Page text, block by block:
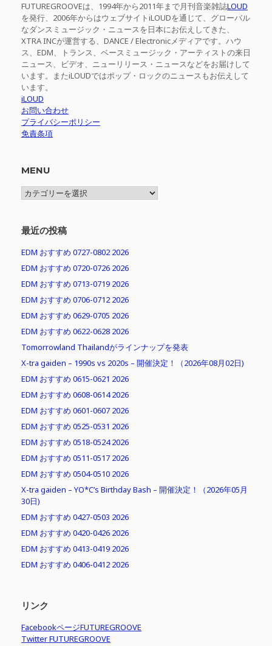
FUTUREGROOVEは、1994年から2011年まで月刊音楽雑誌LOUD
を発行、2006年からはウェブサイトiLOUDを通じて、グローバル
なダンスミュージック・ニュースを日本にお伝えしてきた、
XTRA INCが運営する、DANCE / Electronicメディアです。ハウ
ス、EDM、トランス、ベースミュージック・アーティストの来日
ニュース、ビデオ、ニューリリース・ニュースなどをお届けして
います。またiLOUDではポップ・ロックのニュースもお伝えして
います。
iLOUD
お問い合わせ
プライバシーポリシー
免責条項
MENU
MENU
最近の投稿
EDM おすすめ 0727-0802 2026
EDM おすすめ 0720-0726 2026
EDM おすすめ 0713-0719 2026
EDM おすすめ 0706-0712 2026
EDM おすすめ 0629-0705 2026
EDM おすすめ 0622-0628 2026
Tomorrowland Thailandがラインナップを発表
X-tra gaiden – 1990s vs 2020s – 開催決定！（2026年08月02日)
EDM おすすめ 0615-0621 2026
EDM おすすめ 0608-0614 2026
EDM おすすめ 0601-0607 2026
EDM おすすめ 0525-0531 2026
EDM おすすめ 0518-0524 2026
EDM おすすめ 0511-0517 2026
EDM おすすめ 0504-0510 2026
X-tra gaiden – YO*C’s Birthday Bash – 開催決定！（2026年05月
30日)
EDM おすすめ 0427-0503 2026
EDM おすすめ 0420-0426 2026
EDM おすすめ 0413-0419 2026
EDM おすすめ 0406-0412 2026
リンク
FacebookページFUTUREGROOVE
Twitter FUTUREGROOVE